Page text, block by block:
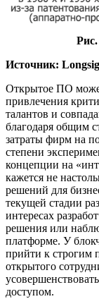
Источник:
Открытое ПО
привлечения
талантов и
благодаря общим
затраты фирм на
степени
концепции на
кажется не
решений для
текущей стадии
интересах
решения или
платформе. У
прийти к строгим
открытого
доступом.